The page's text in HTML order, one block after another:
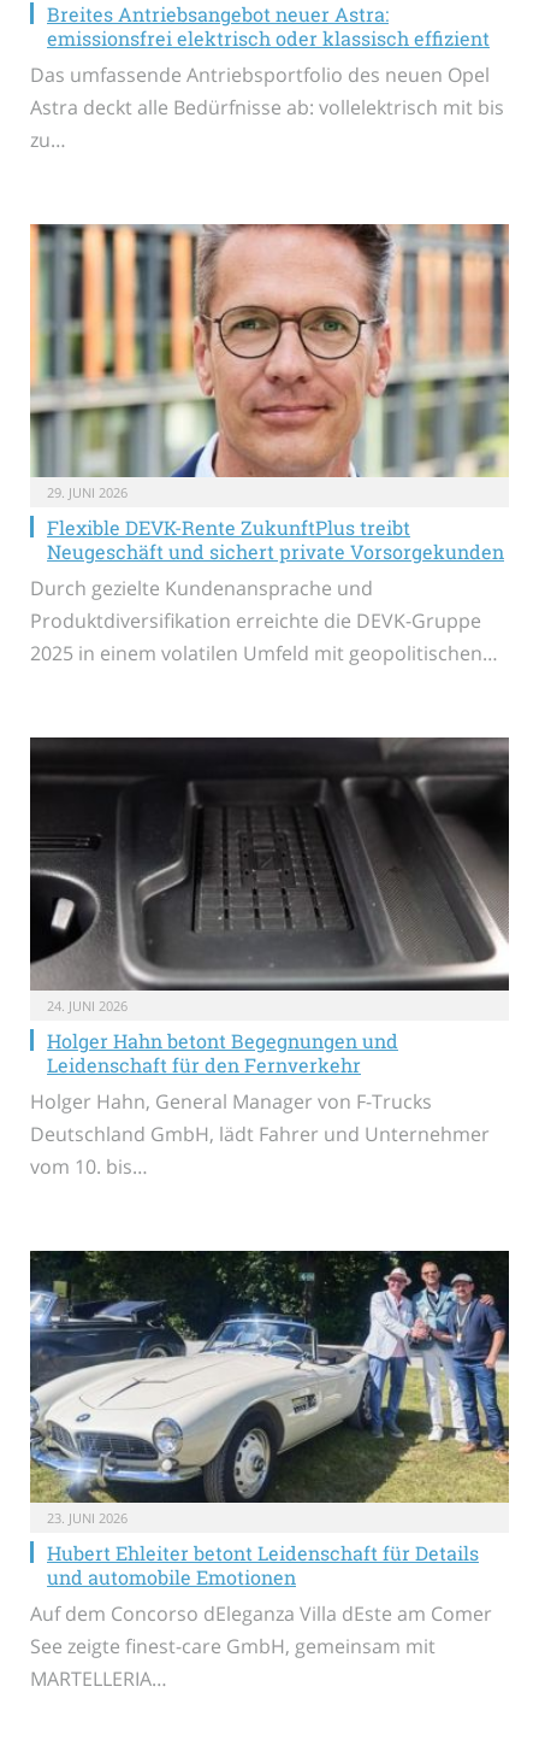
Breites Antriebsangebot neuer Astra:
emissionsfrei elektrisch oder klassisch effizient
Das umfassende Antriebsportfolio des neuen Opel
Astra deckt alle Bedürfnisse ab: vollelektrisch mit bis
zu…
29. JUNI 2026
Flexible DEVK-Rente ZukunftPlus treibt
Neugeschäft und sichert private Vorsorgekunden
Durch gezielte Kundenansprache und
Produktdiversifikation erreichte die DEVK-Gruppe
2025 in einem volatilen Umfeld mit geopolitischen…
24. JUNI 2026
Holger Hahn betont Begegnungen und
Leidenschaft für den Fernverkehr
Holger Hahn, General Manager von F-Trucks
Deutschland GmbH, lädt Fahrer und Unternehmer
vom 10. bis…
23. JUNI 2026
Hubert Ehleiter betont Leidenschaft für Details
und automobile Emotionen
Auf dem Concorso dEleganza Villa dEste am Comer
See zeigte finest-care GmbH, gemeinsam mit
MARTELLERIA…